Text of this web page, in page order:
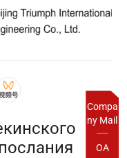
Compa
ny Mail
OA